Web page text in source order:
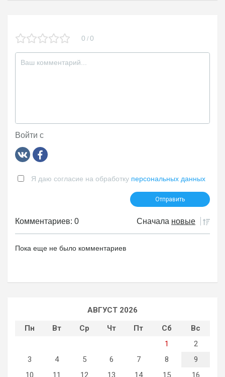
0 / 0
Войти с
Я даю согласие на обработку персональных данных
Комментариев: 0 Сначала новые
Пока еще не было комментариев
АВГУСТ 2026
Пн
Вт Ср Чт Пт Сб
Вс
1
2
3
4 5 6 7 8
9
10
11 12 13 14 15 16